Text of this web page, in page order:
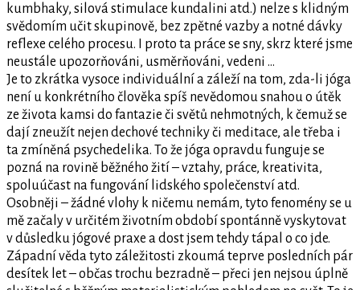
kumbhaky, silová stimulace kundalini atd.) nelze s klidným
svědomím učit skupinově, bez zpětné vazby a notné dávky
reflexe celého procesu. I proto ta práce se sny, skrz které jsme
neustále upozorňováni, usměrňováni, vedeni …
Je to zkrátka vysoce individuální a záleží na tom, zda-li jóga
není u konkrétního člověka spíš nevědomou snahou o útěk
ze života kamsi do fantazie či světů nehmotných, k čemuž se
dají zneužít nejen dechové techniky či meditace, ale třeba i
ta zmíněná psychedelika. To že jóga opravdu funguje se
pozná na rovině běžného žití – vztahy, práce, kreativita,
spoluúčast na fungování lidského společenství atd.
Osobněji – žádné vlohy k ničemu nemám, tyto fenomény se u
mě začaly v určitém životním období spontánně vyskytovat
v důsledku jógové praxe a dost jsem tehdy tápal o co jde.
Západní věda tyto záležitosti zkoumá teprve posledních pár
desítek let – občas trochu bezradně – přeci jen nejsou úplně